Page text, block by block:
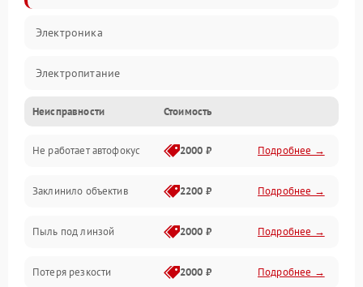
Электроника
Электропитание
Видео
Хранение данных
Программное обеспечение
Механические повреждения
Аудио
Неисправности Стоимость
Не работает автофокус 2000 ₽ Подробнее →
Заклинило объектив 2200 ₽ Подробнее →
Пыль под линзой 2000 ₽ Подробнее →
Потеря резкости 2000 ₽ Подробнее →